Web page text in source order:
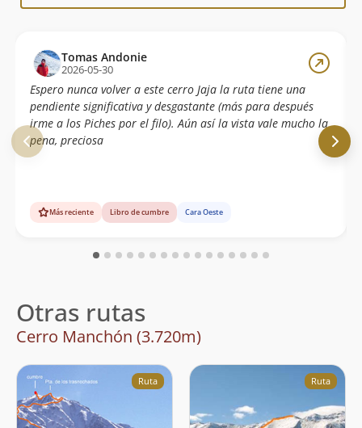
Tomas Andonie
2026-05-30
Espero nunca volver a este cerro Jaja la ruta tiene una
pendiente significativa y desgastante (más para después
irme a los Piches por el filo). Aún así la vista vale mucho la
pena, preciosa
Más reciente Libro de cumbre Cara Oeste
Otras rutas
Cerro Manchón (3.720m)
Ruta Ruta